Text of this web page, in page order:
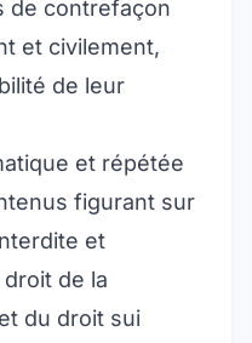
de contrefaçon
et civilement,
de leur
et répétée
figurant sur
et
de la
du droit sui